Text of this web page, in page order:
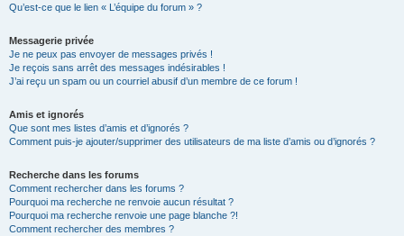
Qu’est-ce que le lien « L’équipe du forum » ?
Messagerie privée
Je ne peux pas envoyer de messages privés !
Je reçois sans arrêt des messages indésirables !
J’ai reçu un spam ou un courriel abusif d’un membre de ce forum !
Amis et ignorés
Que sont mes listes d’amis et d’ignorés ?
Comment puis-je ajouter/supprimer des utilisateurs de ma liste d’amis ou d’ignorés ?
Recherche dans les forums
Comment rechercher dans les forums ?
Pourquoi ma recherche ne renvoie aucun résultat ?
Pourquoi ma recherche renvoie une page blanche ?!
Comment rechercher des membres ?